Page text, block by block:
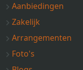
Aanbiedingen
Zakelijk
Arrangementen
Foto's